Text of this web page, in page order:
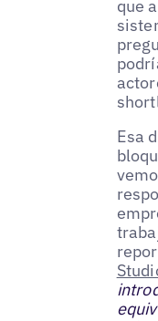
que
Esa